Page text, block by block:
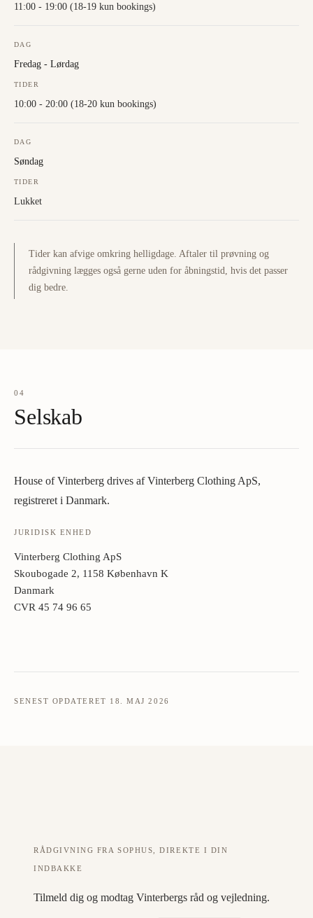
11:00 - 19:00 (18-19 kun bookings)
DAG
Fredag - Lørdag
TIDER
10:00 - 20:00 (18-20 kun bookings)
DAG
Søndag
TIDER
Lukket
Tider kan afvige omkring helligdage. Aftaler til prøvning og
rådgivning lægges også gerne uden for åbningstid, hvis det passer
dig bedre.
04
Selskab
House of Vinterberg drives af Vinterberg Clothing ApS,
registreret i Danmark.
JURIDISK ENHED
Vinterberg Clothing ApS
Skoubogade 2, 1158 København K
Danmark
CVR 45 74 96 65
SENEST OPDATERET 18. MAJ 2026
RÅDGIVNING FRA SOPHUS, DIREKTE I DIN
INDBAKKE
Tilmeld dig og modtag Vinterbergs råd og vejledning.